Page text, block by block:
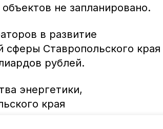
не запланировано.
в развитие
сферы Ставропольского края
рублей.
энергетики,
края